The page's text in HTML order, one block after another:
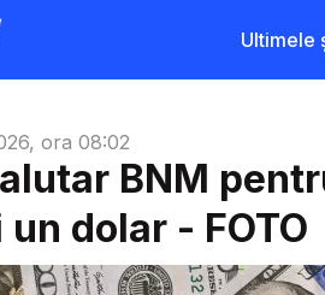
Ultimele
ora 08:02
BNM
dolar - FOTO